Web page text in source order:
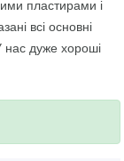
пластирами і
всі основні
нас дуже хороші